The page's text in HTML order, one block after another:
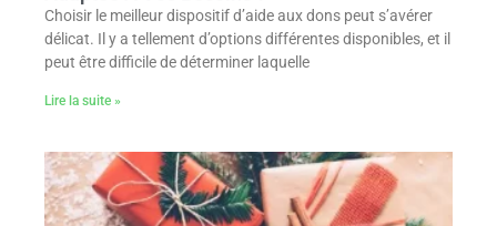
Choisir le meilleur dispositif d’aide aux dons peut s’avérer
délicat. Il y a tellement d’options différentes disponibles, et il
peut être difficile de déterminer laquelle
Lire la suite »